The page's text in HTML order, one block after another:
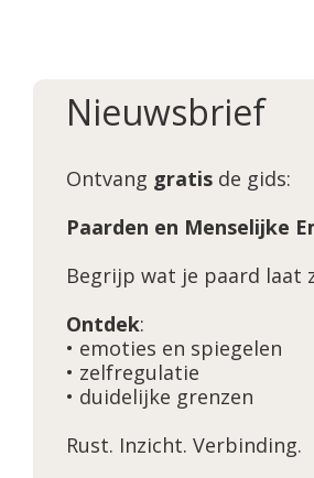
Nieuwsbrief
Ontvang gratis de gids:
Paarden en Menselijke
Begrijp wat je paard laat
Ontdek:
• emoties en spiegelen
• zelfregulatie
• duidelijke grenzen
Rust. Inzicht. Verbinding.